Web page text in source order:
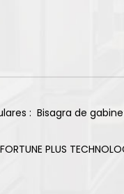
: Bisagra de
PLUS